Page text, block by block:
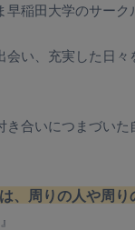
早稲田大学のサーク
会い、 充実した日々
き合いにつまづいた
、周りの人や周り
』